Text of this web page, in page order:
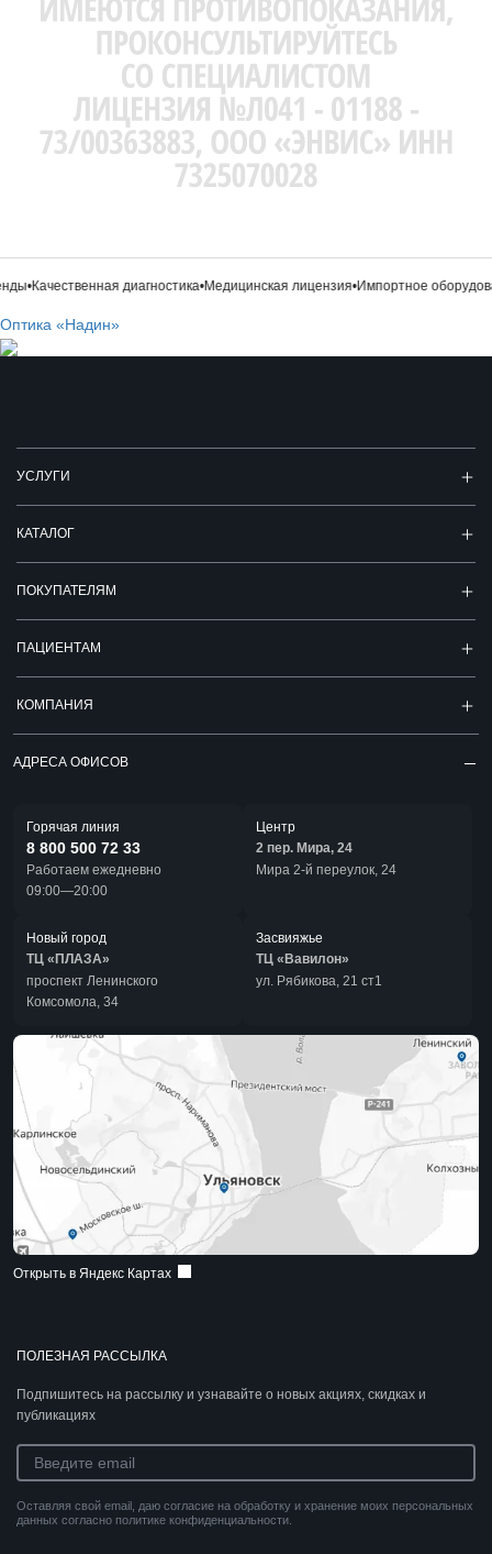
•Качественная диагностика•Медицинская лицензия•Импортное
Оптика «Надин»
ПОЛЕЗНАЯ РАССЫЛКА
Подпишитесь на рассылку и узнавайте о новых акциях, скидках и
публикациях
Оставляя свой email, даю согласие на обработку и хранение моих персональных
данных согласно политике конфиденциальности.
УСЛУГИ
КАТАЛОГ
ПОКУПАТЕЛЯМ
ПАЦИЕНТАМ
КОМПАНИЯ
АДРЕСА ОФИСОВ
Горячая линия
8 800 500 72 33
Работаем ежедневно
09:00—20:00
Центр
2 пер. Мира, 24
Мира 2-й переулок, 24
Новый город
ТЦ «ПЛАЗА»
проспект Ленинского
Комсомола, 34
Засвияжье
ТЦ «Вавилон»
ул. Рябикова, 21 ст1
Открыть в Яндекс Картах